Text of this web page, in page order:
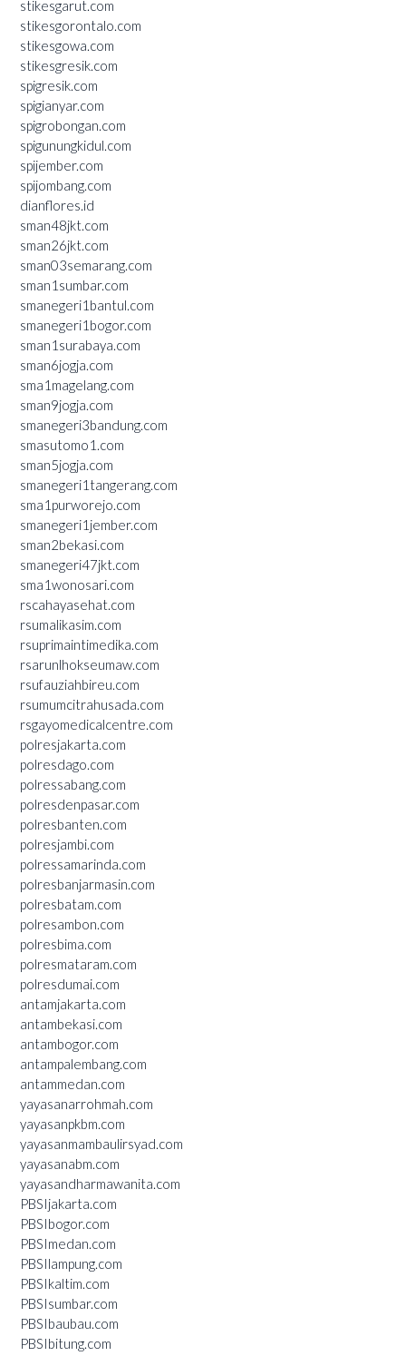
stikesgarut.com
stikesgorontalo.com
stikesgowa.com
stikesgresik.com
spigresik.com
spigianyar.com
spigrobongan.com
spigunungkidul.com
spijember.com
spijombang.com
dianflores.id
sman48jkt.com
sman26jkt.com
sman03semarang.com
sman1sumbar.com
smanegeri1bantul.com
smanegeri1bogor.com
sman1surabaya.com
sman6jogja.com
sma1magelang.com
sman9jogja.com
smanegeri3bandung.com
smasutomo1.com
sman5jogja.com
smanegeri1tangerang.com
sma1purworejo.com
smanegeri1jember.com
sman2bekasi.com
smanegeri47jkt.com
sma1wonosari.com
rscahayasehat.com
rsumalikasim.com
rsuprimaintimedika.com
rsarunlhokseumaw.com
rsufauziahbireu.com
rsumumcitrahusada.com
rsgayomedicalcentre.com
polresjakarta.com
polresdago.com
polressabang.com
polresdenpasar.com
polresbanten.com
polresjambi.com
polressamarinda.com
polresbanjarmasin.com
polresbatam.com
polresambon.com
polresbima.com
polresmataram.com
polresdumai.com
antamjakarta.com
antambekasi.com
antambogor.com
antampalembang.com
antammedan.com
yayasanarrohmah.com
yayasanpkbm.com
yayasanmambaulirsyad.com
yayasanabm.com
yayasandharmawanita.com
PBSIjakarta.com
PBSIbogor.com
PBSImedan.com
PBSIlampung.com
PBSIkaltim.com
PBSIsumbar.com
PBSIbaubau.com
PBSIbitung.com